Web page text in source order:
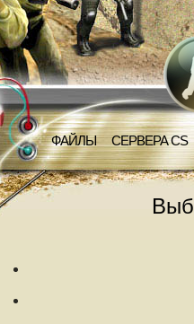
ФАЙЛЫ СЕРВЕРА CS